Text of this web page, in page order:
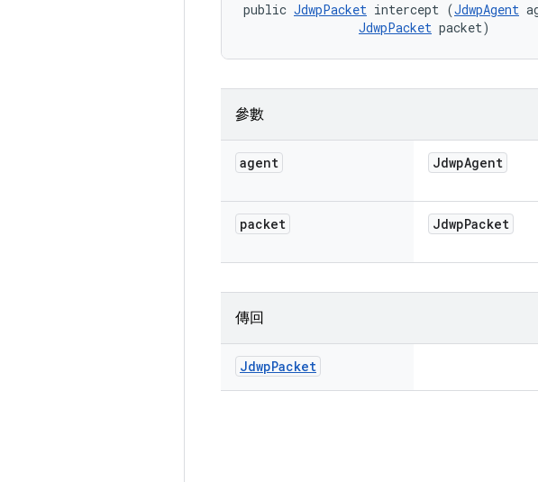
public JdwpPacket intercept (JdwpAgent
JdwpPacket packet)
參數
agent JdwpAgent
packet JdwpPacket
傳回
JdwpPacket